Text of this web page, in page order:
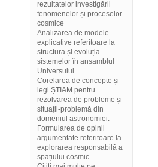
rezultatelor investigării
fenomenelor și proceselor
cosmice
Analizarea de modele
explicative referitoare la
structura și evoluția
sistemelor în ansamblul
Universului
Corelarea de concepte și
legi ȘTIAM pentru
rezolvarea de probleme și
situații-problemă din
domeniul astronomiei.
Formularea de opinii
argumentate referitoare la
explorarea responsabilă a
spațiului cosmic...